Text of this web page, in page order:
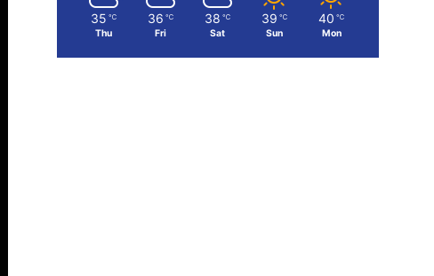
35 ℃
Thu
36 ℃
Fri
38 ℃
Sat
39 ℃
Sun
40 ℃
Mon